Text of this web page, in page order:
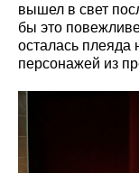
вышел в свет
бы это
осталась плеяда
персонажей из